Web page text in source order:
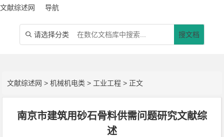
文献综述网 导航
 请选择分类 搜文档
文献综述网 >机械机电类 > 工业工程 > 正文
南京市建筑用砂石骨料供需问题研究文献综
述